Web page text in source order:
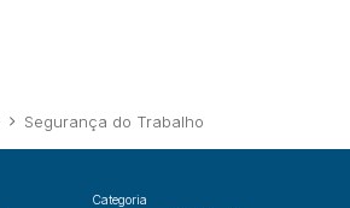
Segurança do Trabalho
Categoria